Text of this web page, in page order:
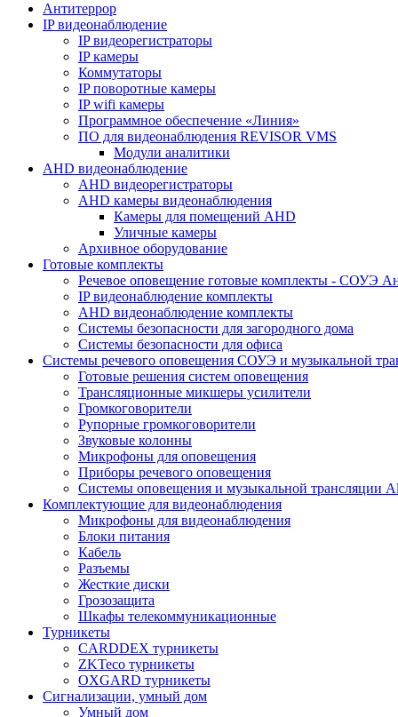
Антитеррор
IP видеонаблюдение
IP видеорегистраторы
IP камеры
Коммутаторы
IP поворотные камеры
IP wifi камеры
Программное обеспечение «Линия»
ПО для видеонаблюдения REVISOR VMS
Модули аналитики
AHD видеонаблюдение
AHD видеорегистраторы
AHD камеры видеонаблюдения
Камеры для помещений AHD
Уличные камеры
Архивное оборудование
Готовые комплекты
Речевое оповещение готовые комплекты - СОУЭ
IP видеонаблюдение комплекты
AHD видеонаблюдение комплекты
Системы безопасности для загородного дома
Системы безопасности для офиса
Системы речевого оповещения СОУЭ и музыкальной
Готовые решения систем оповещения
Трансляционные микшеры усилители
Громкоговорители
Рупорные громкоговорители
Звуковые колонны
Микрофоны для оповещения
Приборы речевого оповещения
Системы оповещения и музыкальной трансляции
Комплектующие для видеонаблюдения
Микрофоны для видеонаблюдения
Блоки питания
Кабель
Разъемы
Жесткие диски
Грозозащита
Шкафы телекоммуникационные
Турникеты
CARDDEX турникеты
ZKTeco турникеты
OXGARD турникеты
Сигнализации, умный дом
Умный дом